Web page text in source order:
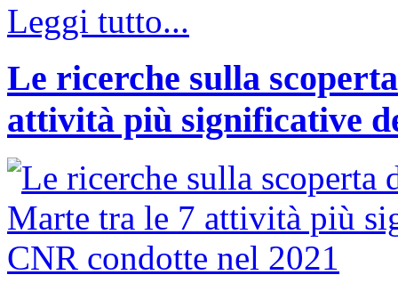
Leggi tutto...
Le ricerche sulla
attività più significative